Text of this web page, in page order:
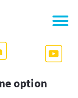
option